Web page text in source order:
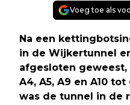
Voeg toe als
Na een
in de Wijkertunnel
afgesloten
A4, A5, A9 en A10
was de tunnel in de